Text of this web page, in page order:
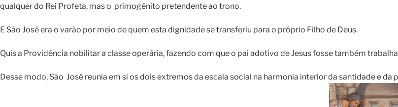
qualquer do Rei Profeta, mas o primogênito pretendente ao trono.
E São José era o varão por meio de quem esta dignidade se transferiu para o próprio Filho de Deus.
Quis a Providência nobilitar a classe operária, fazendo com que o pai adotivo de Jesus fosse também
Desse modo, São José reunia em si os dois extremos da escala social na harmonia interior da santidade e